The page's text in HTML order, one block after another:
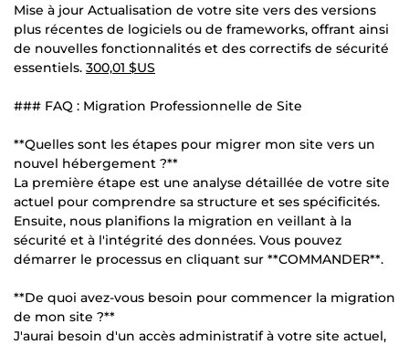
Mise à jour Actualisation de votre site vers des versions
plus récentes de logiciels ou de frameworks, offrant ainsi
de nouvelles fonctionnalités et des correctifs de sécurité
essentiels. 300,01 $US
### FAQ : Migration Professionnelle de Site
**Quelles sont les étapes pour migrer mon site vers un
nouvel hébergement ?**
La première étape est une analyse détaillée de votre site
actuel pour comprendre sa structure et ses spécificités.
Ensuite, nous planifions la migration en veillant à la
sécurité et à l'intégrité des données. Vous pouvez
démarrer le processus en cliquant sur **COMMANDER**.
**De quoi avez-vous besoin pour commencer la migration
de mon site ?**
J'aurai besoin d'un accès administratif à votre site actuel,